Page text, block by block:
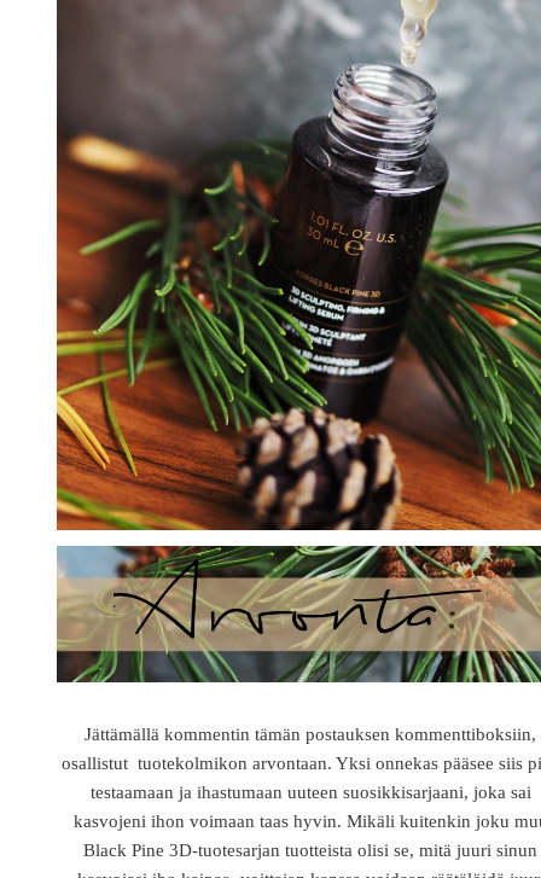
Jättämällä kommentin tämän postauksen kommenttiboksiin,
osallistut tuotekolmikon arvontaan. Yksi onnekas pääsee siis
testaamaan ja ihastumaan uuteen suosikkisarjaani, joka sai
kasvojeni ihon voimaan taas hyvin. Mikäli kuitenkin joku
Black Pine 3D-tuotesarjan tuotteista olisi se, mitä juuri sinun